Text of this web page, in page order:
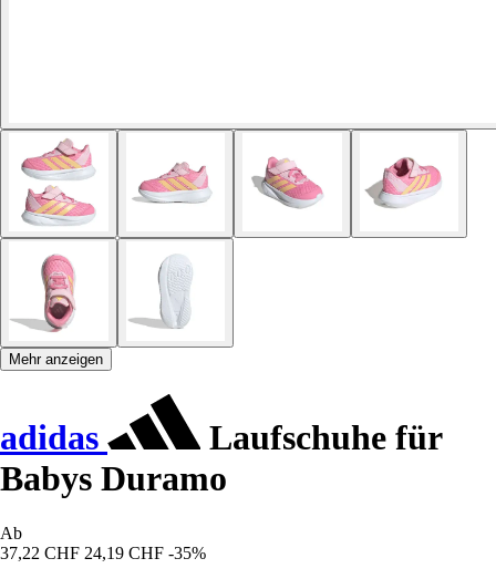
Mehr anzeigen
adidas
Laufschuhe für
Babys Duramo
Ab
37,22 CHF 24,19 CHF -35%